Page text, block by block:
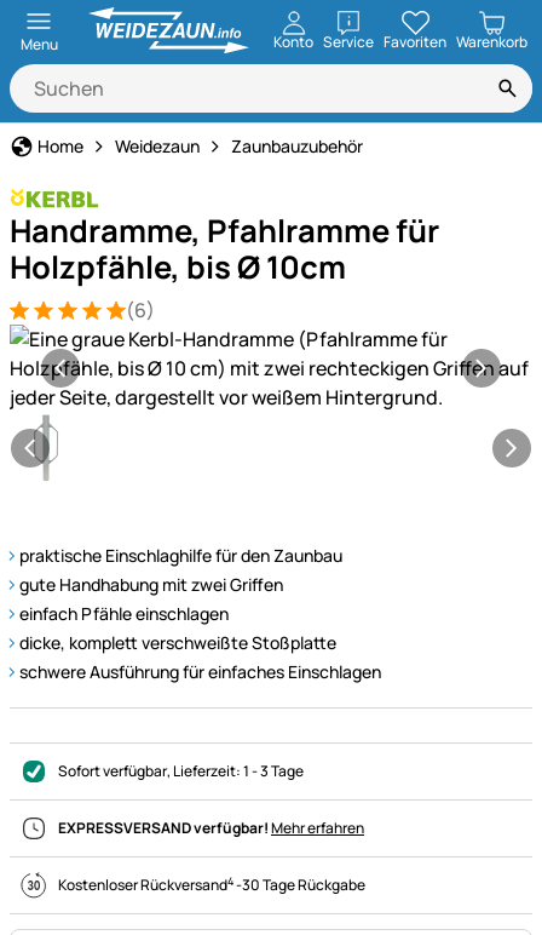
Menu Konto ServiceöffnenFavoriten Warenkorb
Home Weidezaun Zaunbauzubehör
Handramme, Pfahlramme für
Holzpfähle, bis Ø 10cm
Bewertung: 5 von 5 (6 Bewertungen)
6 Bewertungen
(6)
Produktgalerie
praktische Einschlaghilfe für den Zaunbau
gute Handhabung mit zwei Griffen
einfach Pfähle einschlagen
dicke, komplett verschweißte Stoßplatte
schwere Ausführung für einfaches Einschlagen
Sofort verfügbar, Lieferzeit:1 - 3 Tage
EXPRESSVERSAND verfügbar!Mehr erfahren
Kostenloser Rückversand4-30 Tage Rückgabe